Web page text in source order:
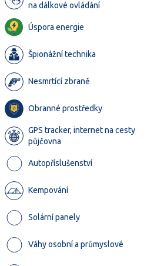
na dálkové ovládání
Úspora energie
Špionážní technika
Nesmrtící zbraně
Obranné prostředky
GPS tracker, internet na cesty
půjčovna
Autopříslušenství
Kempování
Solární panely
Váhy osobní a průmyslové